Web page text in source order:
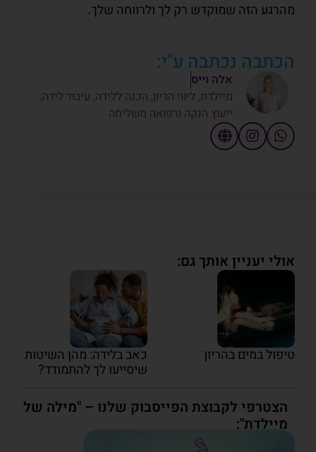
מהרגע הזה שמוקדש רק לך ולרווחה שלך.
הכתבה נכתבה ע"י:
אלה וייס
מיילדת, ליווי הריון, הכנה ללידה, עיבוד לידה,
ייעוץ הנקה ורפואה משלימה
אולי יעניין אותך גם:
טיפול במים בהריון כאב בלידה: מהן השיטות
שיסייעו לך להתמודד?
הצטרפי לקבוצת הפייסבוק שלנו – "מילה של
מיילדת":